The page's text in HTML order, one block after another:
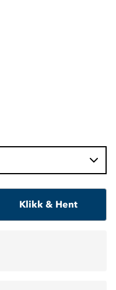
Klikk & Hent